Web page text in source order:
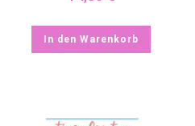
In den Warenkorb